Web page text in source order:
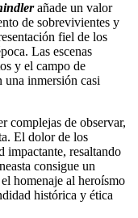
añade un valor
de sobrevivientes y
fiel de los
Las escenas
y el campo de
una inmersión casi
complejas de observar,
El dolor de los
impactante, resaltando
consigue un
homenaje al heroísmo
histórica y ética